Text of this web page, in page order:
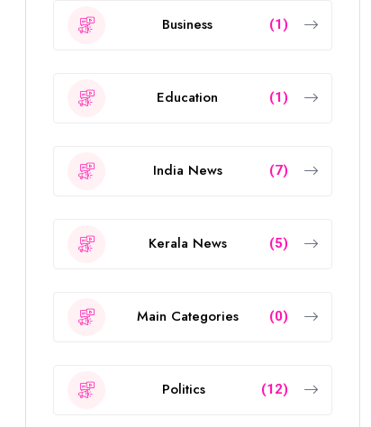
Business (1)
Education (1)
India News (7)
Kerala News (5)
Main Categories (0)
Politics (12)